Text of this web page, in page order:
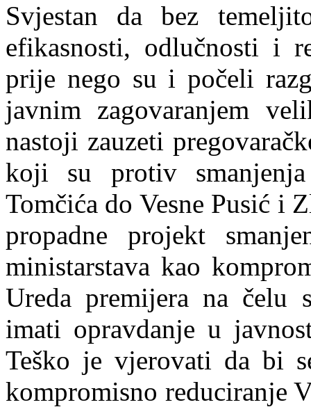
Svjestan da bez
efikasnosti, odlučnosti i
prije nego su i počeli
javnim zagovaranjem
nastoji zauzeti
koji su protiv
Tomčića do Vesne Pusić i
propadne projekt
ministarstava kao
Ureda premijera na čelu
imati opravdanje u
Teško je vjerovati da bi
kompromisno reduciranje